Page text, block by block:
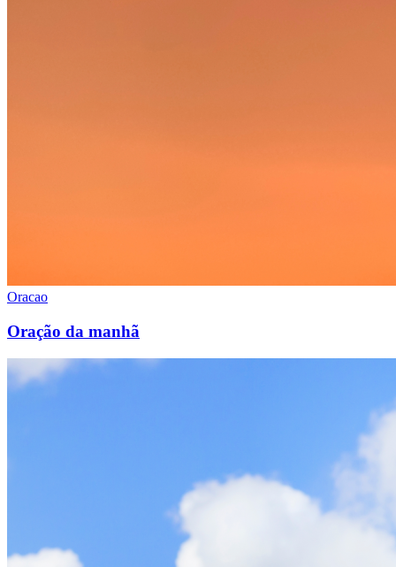
Oracao
Oração da manhã